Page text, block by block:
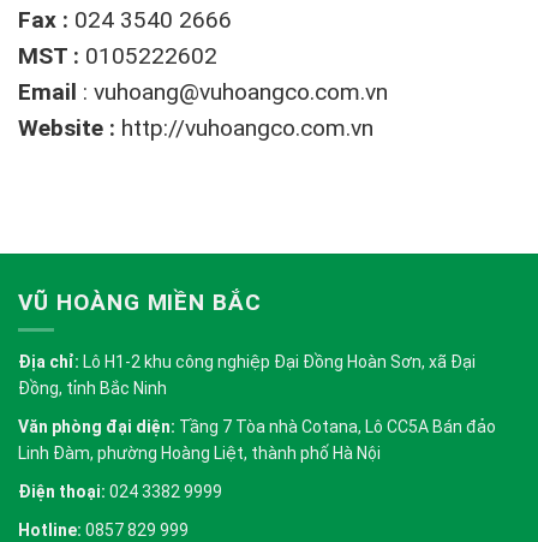
Fax : 024 3540 2666
MST : 0105222602
Email : vuhoang@vuhoangco.com.vn
Website : http://vuhoangco.com.vn
VŨ HOÀNG MIỀN BẮC
Địa chỉ: Lô H1-2 khu công nghiệp Đại Đồng Hoàn Sơn, xã Đại
Đồng, tỉnh Bắc Ninh
Văn phòng đại diện: Tầng 7 Tòa nhà Cotana, Lô CC5A Bán đảo
Linh Đàm, phường Hoàng Liệt, thành phố Hà Nội
Điện thoại: 024 3382 9999
Hotline: 0857 829 999